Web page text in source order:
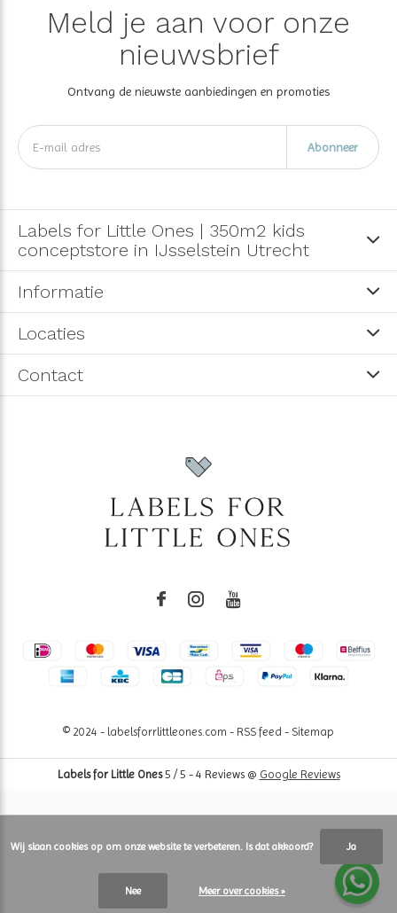
Meld je aan voor onze
nieuwsbrief
Ontvang de nieuwste aanbiedingen en promoties
Abonneer
Labels for Little Ones | 350m2 kids
conceptstore in IJsselstein Utrecht
Informatie
Locaties
Contact
© 2024 - labelsforrlittleones.com - RSS feed - Sitemap
Labels for Little Ones5 / 5 - 4 Reviews @ Google Reviews
Wij slaan cookies op om onze website te verbeteren. Is dat akkoord? Ja
Nee Meer over cookies »